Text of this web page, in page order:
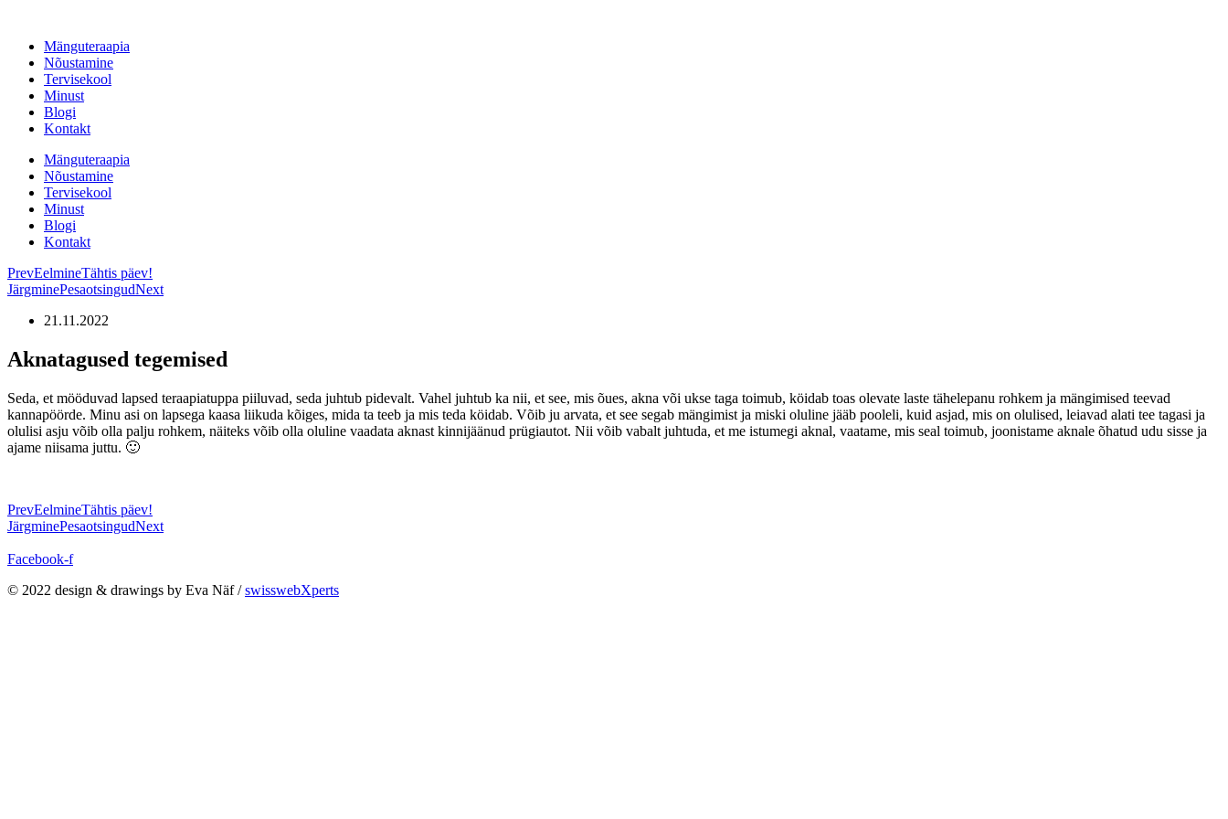
juurde Mänguteraapia
Nõustamine
Tervisekool
Minust
Blogi
Kontakt
Mänguteraapia
Nõustamine
Tervisekool
Minust
Blogi
Kontakt
PrevEelmineTähtis päev!
JärgminePesaotsingudNext
21.11.2022
Aknatagused tegemised
Seda, et mööduvad lapsed teraapiatuppa piiluvad, seda juhtub pidevalt. Vahel juhtub ka nii, et see, mis õues, akna või ukse taga toimub, köidab toas olevate laste tähelepanu rohkem ja mängimised teevad
kannapöörde. Minu asi on lapsega kaasa liikuda kõiges, mida ta teeb ja mis teda köidab. Võib ju arvata, et see segab mängimist ja miski oluline jääb pooleli, kuid asjad, mis on olulised, leiavad alati tee tagasi ja
olulisi asju võib olla palju rohkem, näiteks võib olla oluline vaadata aknast kinnijäänud prügiautot. Nii võib vabalt juhtuda, et me istumegi aknal, vaatame, mis seal toimub, joonistame aknale õhatud udu sisse ja
ajame niisama juttu. 🙂
PrevEelmineTähtis päev!
JärgminePesaotsingudNext
Facebook-f
© 2022 design & drawings by Eva Näf /swisswebXperts